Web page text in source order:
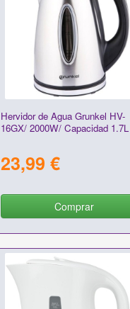
Hervidor de Agua Grunkel HV-
16GX/ 2000W/ Capacidad 1.7L
23,99 €
Comprar